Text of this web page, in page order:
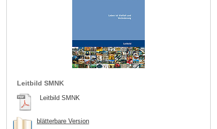
Leitbild SMNK
Leitbild SMNK
blätterbare Version